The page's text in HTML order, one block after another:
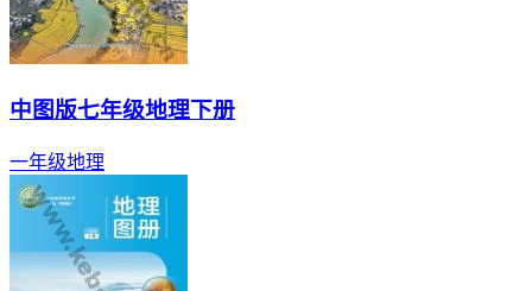
中图版七年级地理下册
一年级地理